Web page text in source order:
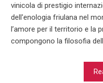
vinicola di prestigio
dell'enologia friulana nel
l’amore per il territorio e la
compongono la filosofia